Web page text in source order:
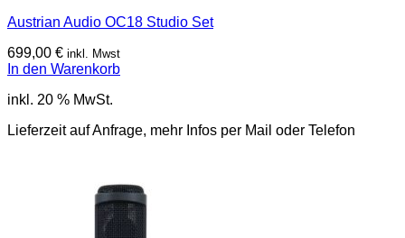
Austrian Audio OC18 Studio Set
699,00 € inkl. Mwst
In den Warenkorb
inkl. 20 % MwSt.
Lieferzeit auf Anfrage, mehr Infos per Mail oder Telefon